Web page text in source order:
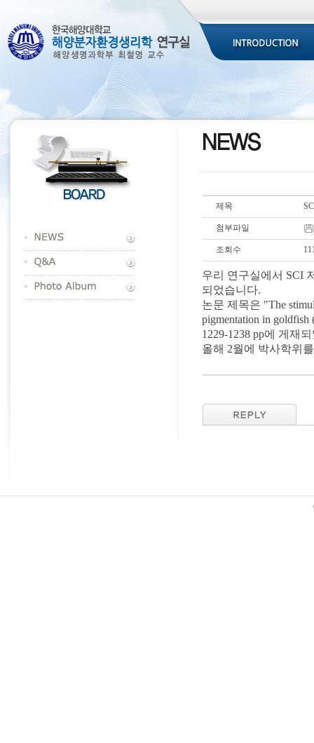
제목
첨부파일
조회수
우리 연구실에서 SCI
되었습니다.
논문 제목은 "The
pigmentation in goldfish
1229-1238 pp에 게재
올해 2월에 박사학위